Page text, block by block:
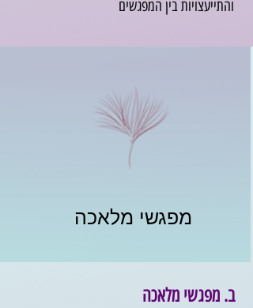
והתייעצויות בין המפגשים
מפגשי מלאכה
ב. מפגשי מלאכה